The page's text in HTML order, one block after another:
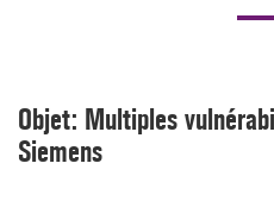
Objet: Multiples
Siemens